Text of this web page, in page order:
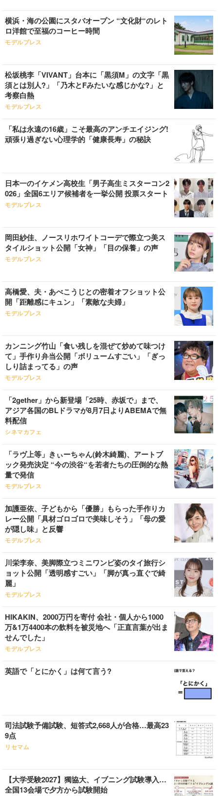
横浜・海の公園にスタバオープン “文化財“のレト
ロ洋館で至福のコーヒー時間
モデルプレス
松坂桃李「VIVANT」台本に「黒須M」の文字「黒
須とは別人?」「乃木とFみたいな感じかな?」と
考察白熱
モデルプレス
「私は永遠の16歳」こそ最高のアンチエイジング!
頑張り過ぎない心理学的「健康長寿」の秘訣
日本一のイケメン高校生「男子高生ミスターコン2
026」全国6エリア候補者を一挙公開 投票スタート
モデルプレス
岡田紗佳、ノースリホワイトコーデで際立つ美ス
タイルショット公開「女神」「目の保養」の声
モデルプレス
高橋愛、夫・あべこうじとの密着オフショット公
開「距離感にキュン」「素敵な夫婦」
モデルプレス
カンニング竹山「食い残しを混ぜて炒めて味つけ
て」手作り弁当公開「ボリュームすごい」「ぎっ
しり詰まってる」の声
モデルプレス
「2gether」から新登場「25時、赤坂で」まで、
アジア各国のBLドラマが8月7日よりABEMAで無
料配信
シネマカフェ
「ラヴ上等」きぃーちゃん(鈴木綺麗)、アートブ
ック発売決定 “今の渋谷“を若者たちの圧倒的な熱
量で発信
モデルプレス
加護亜依、子どもから「優勝」もらった手作りカ
レー公開「具材ゴロゴロで美味しそう」「母の愛
が隠し味」と反響
モデルプレス
川栄李奈、美脚際立つミニワンピ姿のタイ旅行シ
ョット公開「透明感すごい」「脚が真っ直ぐで綺
麗」
モデルプレス
HIKAKIN、2000万円を寄付 会社・個人から1000
万&1万4400本の飲料を被災地へ「正直言葉が出ま
せんでした」
モデルプレス
英語で「とにかく」は何て言う?
司法試験予備試験、短答式2,668人が合格…最高23
9点
リセマム
【大学受験2027】獨協大、イブニング試験導入…
全国13会場で夕方から試験開始